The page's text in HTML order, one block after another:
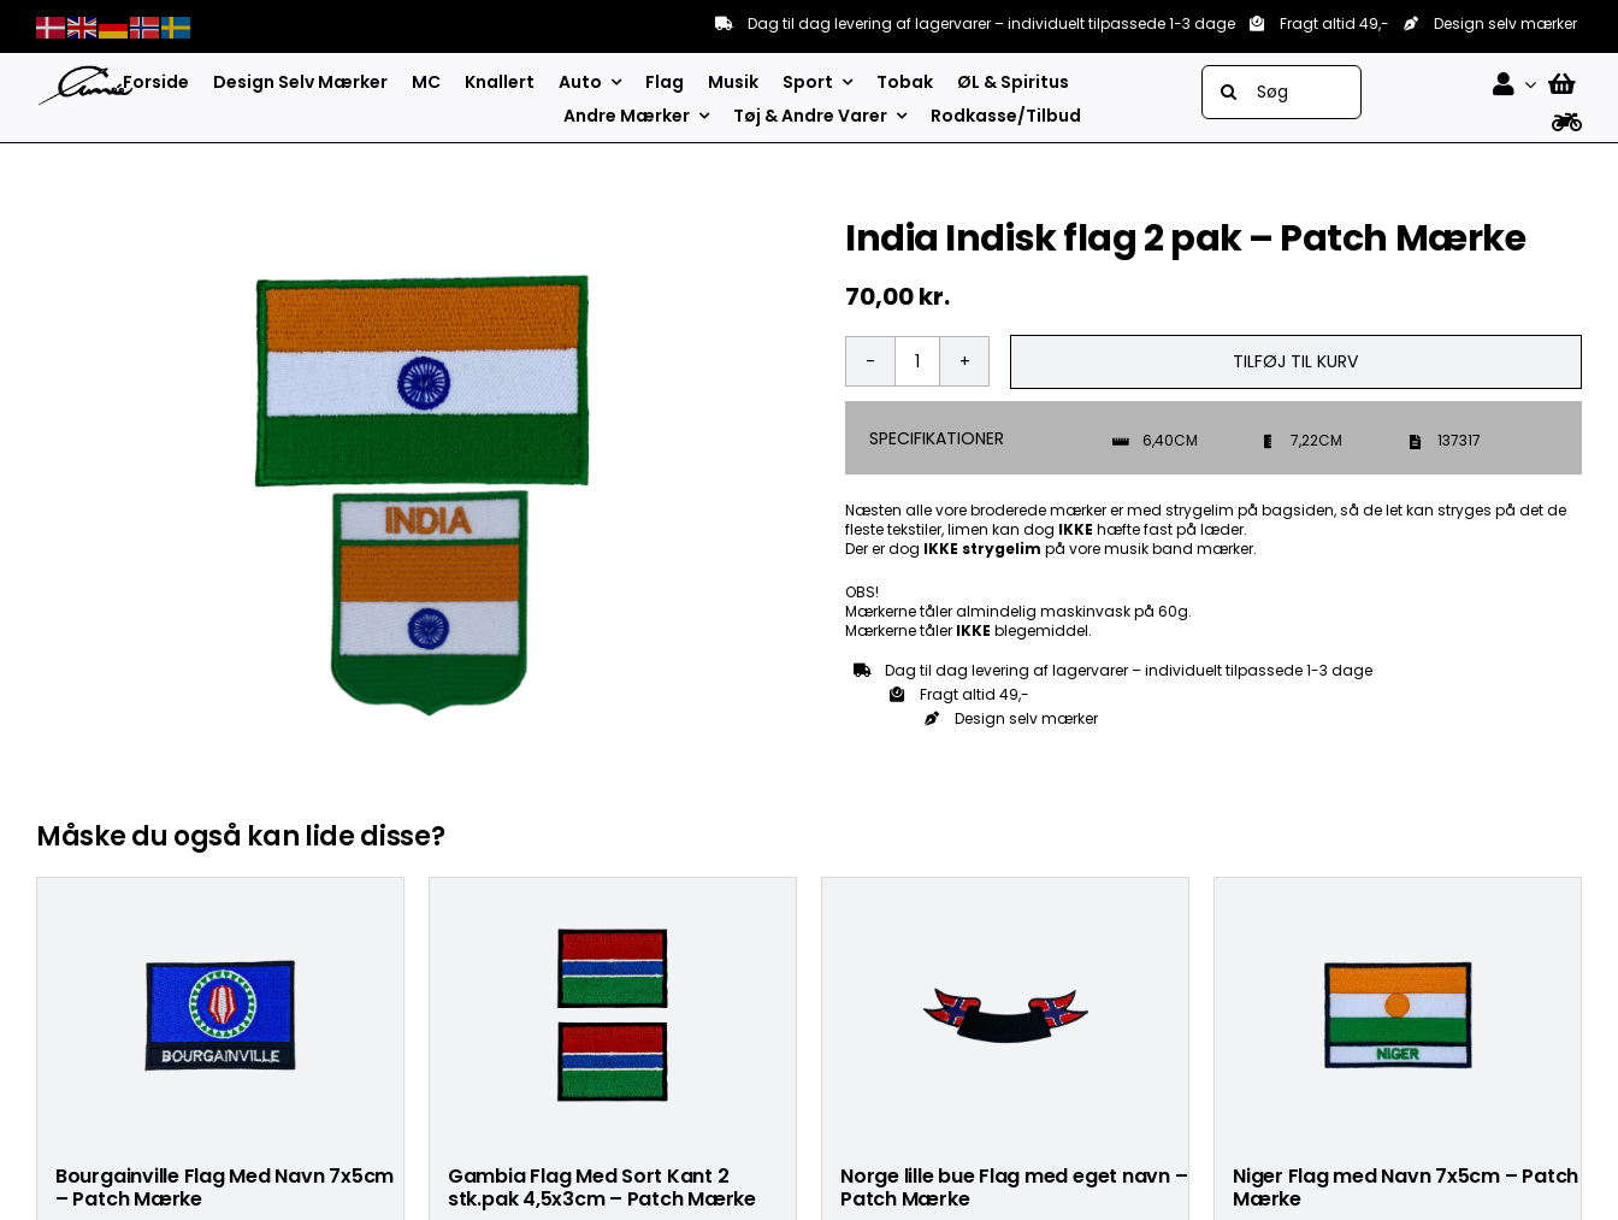
content
Dag til dag levering af lagervarer – individuelt tilpassede 1-3 dage Fragt altid 49,- Design selv mærker
Forside Design Selv Mærker MC Knallert Auto Flag Musik Sport Tobak
ØL & Spiritus
Andre Mærker
Tøj & Andre Varer Rodkasse/Tilbud
Søg
efter:
India Indisk flag 2 pak – Patch Mærke
70,00kr.
India
Indisk
2
Patch
Mærke
antal
TILFØJ TIL KURV
SPECIFIKATIONER 6,40CM 7,22CM 137317
Næsten alle vore broderede mærker er med strygelim på bagsiden, så de let kan stryges på det de
fleste tekstiler, limen kan dog IKKE hæfte fast på læder.
Der er dog IKKE strygelim på vore musik band mærker.
OBS!
Mærkerne tåler almindelig maskinvask på 60g.
Mærkerne tåler IKKE blegemiddel.
Dag til dag levering af lagervarer – individuelt tilpassede 1-3 dage
Fragt altid 49,-
Design selv mærker
Måske du også kan lide disse?
Bourgainville Flag Med Navn 7x5cm
– Patch Mærke
Gambia Flag Med Sort Kant 2
stk.pak 4,5x3cm – Patch Mærke
Norge lille bue Flag med eget navn –
Patch Mærke
Niger Flag med Navn 7x5cm – Patch
Mærke